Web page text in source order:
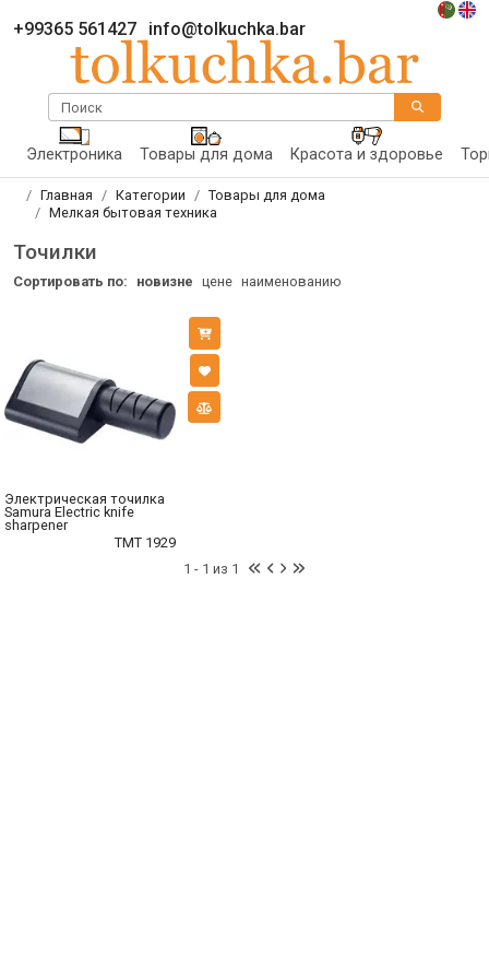
+99365 561427 info@tolkuchka.bar
Поиск
Электроника Товары для дома Красота и здоровье
Главная Категории
Товары для дома
Мелкая бытовая техника
Точилки
Сортировать по: новизне цене наименованию
Электрическая точилка
Samura Electric knife
sharpener
TMT 1929
1 - 1 из 1